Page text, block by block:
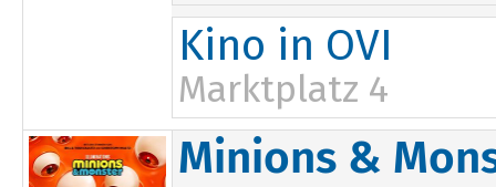
Kino in OVI
Marktplatz 4
Minions &